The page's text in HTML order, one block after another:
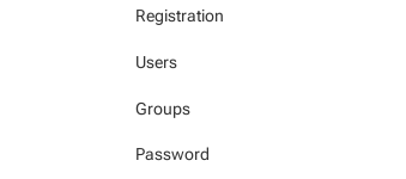
Registration
Users
Groups
Password